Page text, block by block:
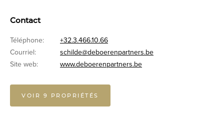
Contact
Téléphone:
+32.3.466.10.66
Courriel:
schilde@deboerenpartners.be
Site web:
www.deboerenpartners.be
VOIR 9 PROPRIÉTÉS